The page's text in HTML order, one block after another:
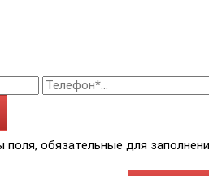
обязательные для